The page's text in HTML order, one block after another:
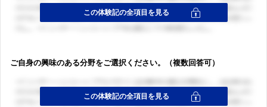
ご自身の興味のある分野をご選択ください。（複数回答可）